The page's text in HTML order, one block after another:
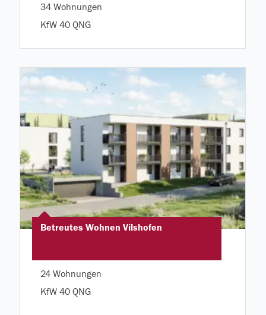
34 Wohnungen
KfW 40 QNG
Betreutes Wohnen Vilshofen
24 Wohnungen
KfW 40 QNG